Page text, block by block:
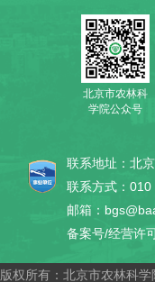
北京市农林科
学院公众号
联系地址：北
联系方式：
邮箱：
备案号/经营许
版权所有：北京市农林科学